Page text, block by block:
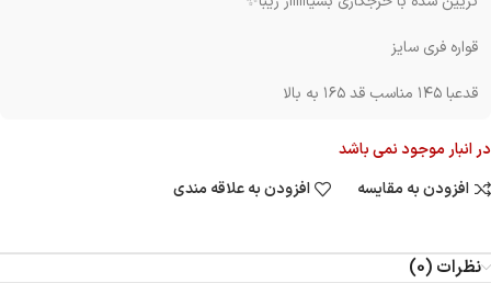
قواره فری سایز
قدعبا ۱۴۵ مناسب قد ۱۶۵ به بالا
در انبار موجود نمی باشد
افزودن به مقایسه
افزودن به علاقه مندی
نظرات (0)